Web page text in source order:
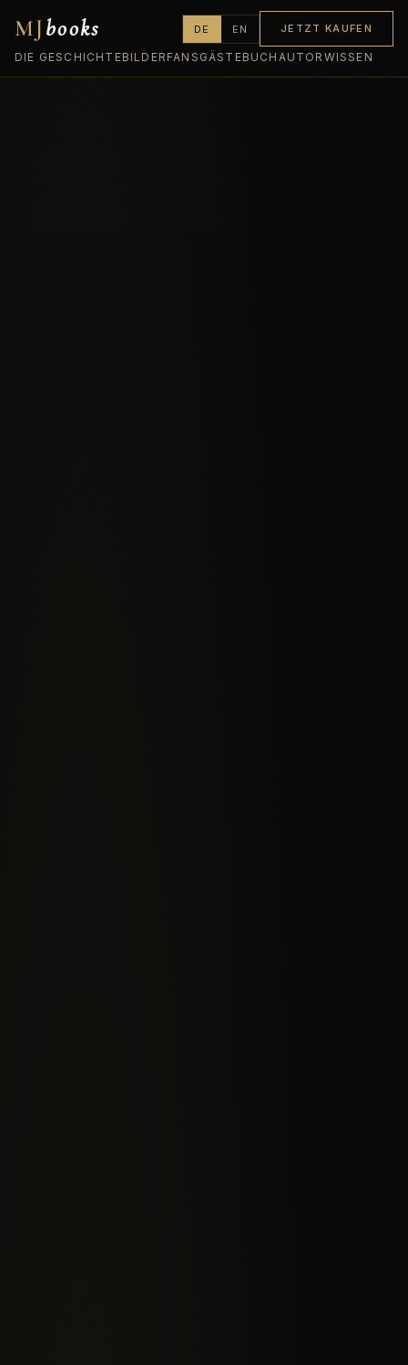
zum
Inhalt
MJbooks
DIE GESCHICHTEBILDER FANS GÄSTEBUCH AUTOR WISSEN
DE EN JETZT KAUFEN